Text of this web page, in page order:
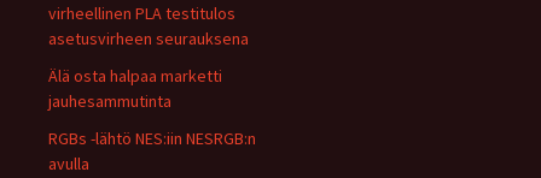
virheellinen PLA testitulos
asetusvirheen seurauksena
Älä osta halpaa marketti
jauhesammutinta
RGBs -lähtö NES:iin NESRGB:n
avulla